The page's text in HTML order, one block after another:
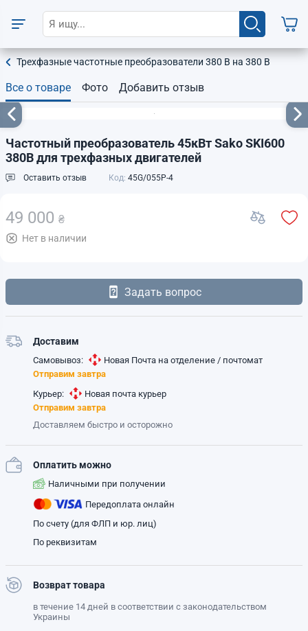
Трехфазные частотные преобразователи 380 В на 380 В
Все о товаре Фото Добавить отзыв
Частотный преобразователь 45кВт Sako SKI600
380В для трехфазных двигателей
Оставить отзыв Код: 45G/055P-4
49 000 ₴
Нет в наличии
Задать вопрос
Доставим
Самовывоз:
Новая Почта на отделение / почтомат
Отправим завтра
Курьер:
Новая почта курьер
Отправим завтра
Доставляем быстро и осторожно
Оплатить можно
Наличными при получении
Передоплата онлайн
По счету (для ФЛП и юр. лиц)
По реквизитам
Возврат товара
в течение 14 дней в соответствии с законодательством
Украины